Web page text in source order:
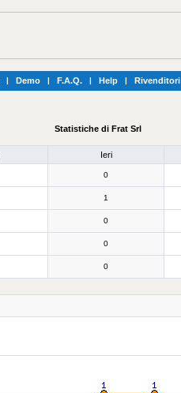
| Demo | F.A.Q. | Help | Rivenditori
Statistiche di Frat Srl
Ieri
0
1
0
0
0